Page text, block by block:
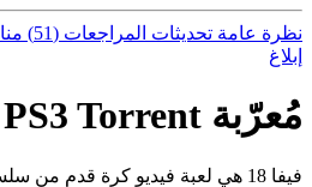
نظرة عامة تحديثات المراجعات (51)
إبلاغ
مُعرّبة FIFA 18 PS3 Torrent
فيفا 18 هي لعبة فيديو كرة قدم من سلسلة ألعاب فيفا